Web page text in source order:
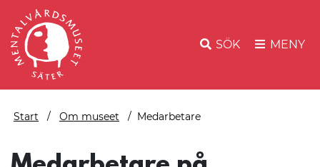
SÖK MENY
Start Om museet Medarbetare